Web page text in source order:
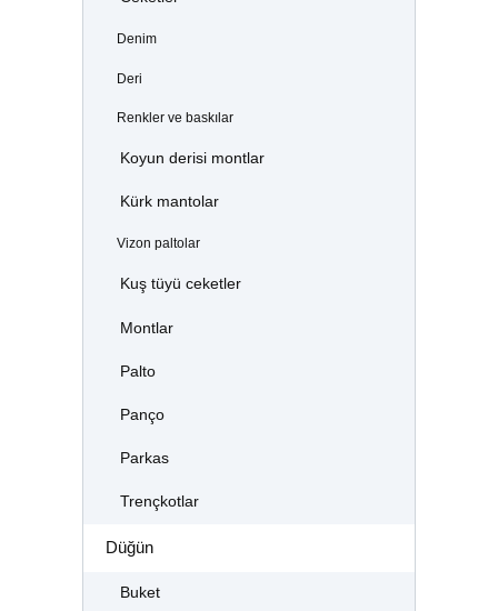
Denim
Deri
Renkler ve baskılar
Koyun derisi montlar
Kürk mantolar
Vizon paltolar
Kuş tüyü ceketler
Montlar
Palto
Panço
Parkas
Trençkotlar
Düğün
Buket